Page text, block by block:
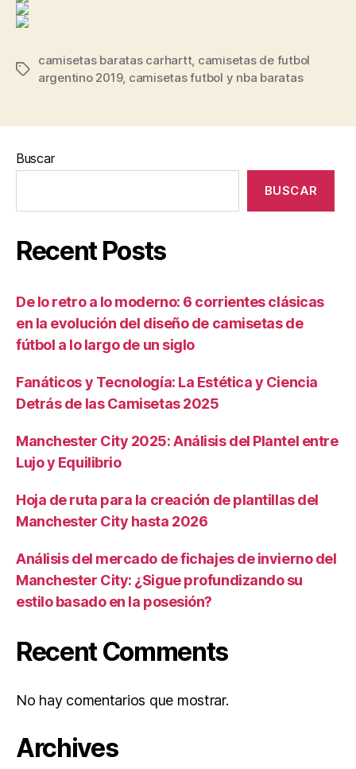
Etiquetas
camisetas baratas carhartt, camisetas de futbol
argentino 2019, camisetas futbol y nba baratas
Buscar
BUSCAR
Recent Posts
De lo retro a lo moderno: 6 corrientes clásicas
en la evolución del diseño de camisetas de
fútbol a lo largo de un siglo
Fanáticos y Tecnología: La Estética y Ciencia
Detrás de las Camisetas 2025
Manchester City 2025: Análisis del Plantel entre
Lujo y Equilibrio
Hoja de ruta para la creación de plantillas del
Manchester City hasta 2026
Análisis del mercado de fichajes de invierno del
Manchester City: ¿Sigue profundizando su
estilo basado en la posesión?
Recent Comments
No hay comentarios que mostrar.
Archives